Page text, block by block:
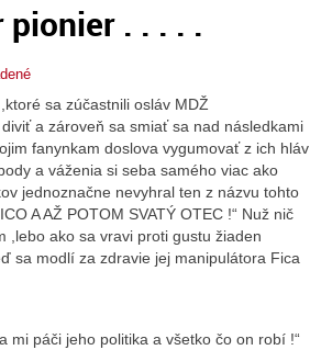
. . . . .
sa zúčastnili osláv MDŽ
a zároveň sa smiať sa nad následkami
fanynkam doslova vygumovať z ich hláv
a váženia si seba samého viac ako
jednoznačne nevyhral ten z názvu tohto
A AŽ POTOM SVATÝ OTEC !“ Nuž nič
,lebo ako sa vravi proti gustu žiaden
sa modlí za zdravie jej manipulátora Fica
mi páči jeho politika a všetko čo on robí !“